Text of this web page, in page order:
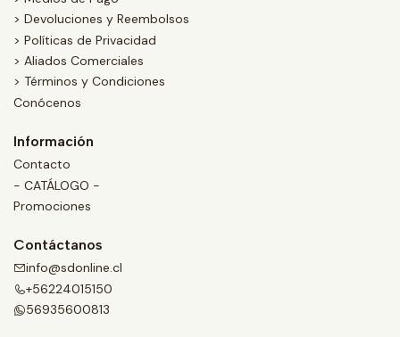
> Devoluciones y Reembolsos
> Políticas de Privacidad
> Aliados Comerciales
> Términos y Condiciones
Conócenos
Información
Contacto
- CATÁLOGO -
Promociones
Contáctanos
info@sdonline.cl
+56224015150
56935600813